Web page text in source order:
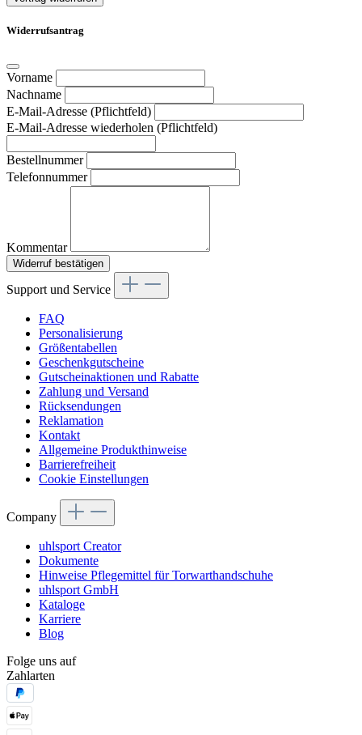
Widerrufsantrag
Vorname
Nachname
E-Mail-Adresse (Pflichtfeld)
E-Mail-Adresse wiederholen (Pflichtfeld)
Bestellnummer
Telefonnummer
Kommentar
Widerruf bestätigen
Support und Service
FAQ
Personalisierung
Größentabellen
Geschenkgutscheine
Gutscheinaktionen und Rabatte
Zahlung und Versand
Rücksendungen
Reklamation
Kontakt
Allgemeine Produkthinweise
Barrierefreiheit
Cookie Einstellungen
Company
uhlsport Creator
Dokumente
Hinweise Pflegemittel für Torwarthandschuhe
uhlsport GmbH
Kataloge
Karriere
Blog
Folge uns auf
Zahlarten